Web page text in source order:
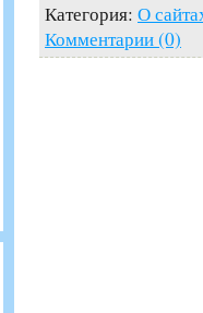
Категория: О
Комментарии (0)